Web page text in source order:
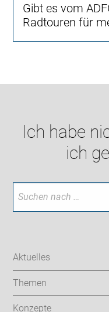
Gibt es vom
Radtouren für
Ich habe
ich
Aktuelles
Themen
Konzepte